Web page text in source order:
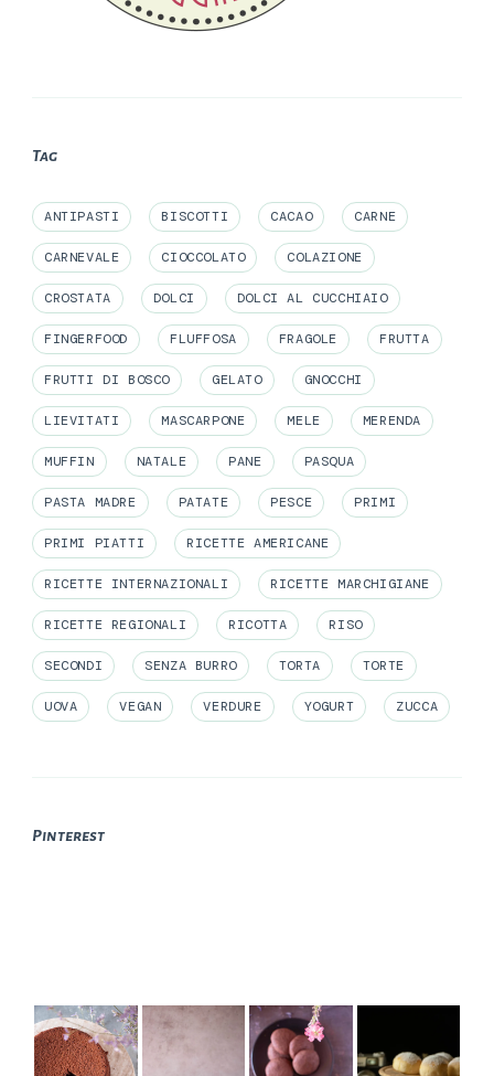
Tag
ANTIPASTI BISCOTTI CACAO CARNE
CARNEVALE CIOCCOLATO COLAZIONE
CROSTATA DOLCI DOLCI AL CUCCHIAIO
FINGERFOOD FLUFFOSA FRAGOLE FRUTTA
FRUTTI DI BOSCO GELATO GNOCCHI
LIEVITATI MASCARPONE MELE MERENDA
MUFFIN NATALE PANE PASQUA
PASTA MADRE PATATE PESCE PRIMI
PRIMI PIATTI RICETTE AMERICANE
RICETTE INTERNAZIONALI RICETTE MARCHIGIANE
RICETTE REGIONALI RICOTTA RISO
SECONDI SENZA BURRO TORTA TORTE
UOVA VEGAN VERDURE YOGURT ZUCCA
Pinterest